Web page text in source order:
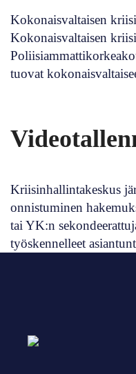
Kokonaisvaltaisen
Kokonaisvaltaisen
tuovat
Kriisinhallintakeskus
onnistuminen
tai YK:n
työskennelleet